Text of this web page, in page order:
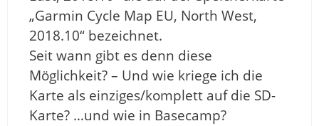
„Garmin Cycle Map EU, North West,
2018.10“ bezeichnet.
Seit wann gibt es denn diese
Möglichkeit? – Und wie kriege ich die
Karte als einziges/komplett auf die SD-
Karte? …und wie in Basecamp?